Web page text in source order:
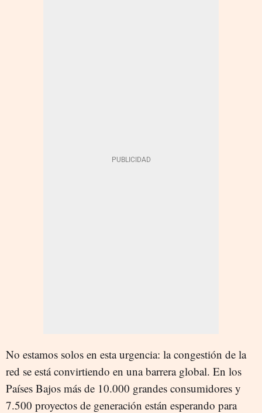
No estamos solos en esta urgencia: la congestión de la
red se está convirtiendo en una barrera global. En los
Países Bajos más de 10.000 grandes consumidores y
7.500 proyectos de generación están esperando para